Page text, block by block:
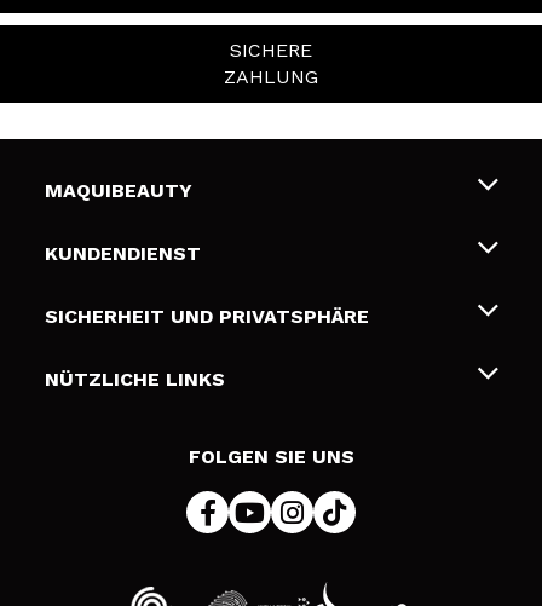
SICHERE
ZAHLUNG
MAQUIBEAUTY
Über uns
Geschenkkarten
KUNDENDIENST
Liefer- und Versandkosten
Zahlung
SICHERHEIT UND PRIVATSPHÄRE
Bedingungen und Datenschutz
NÜTZLICHE LINKS
FOLGEN SIE UNS